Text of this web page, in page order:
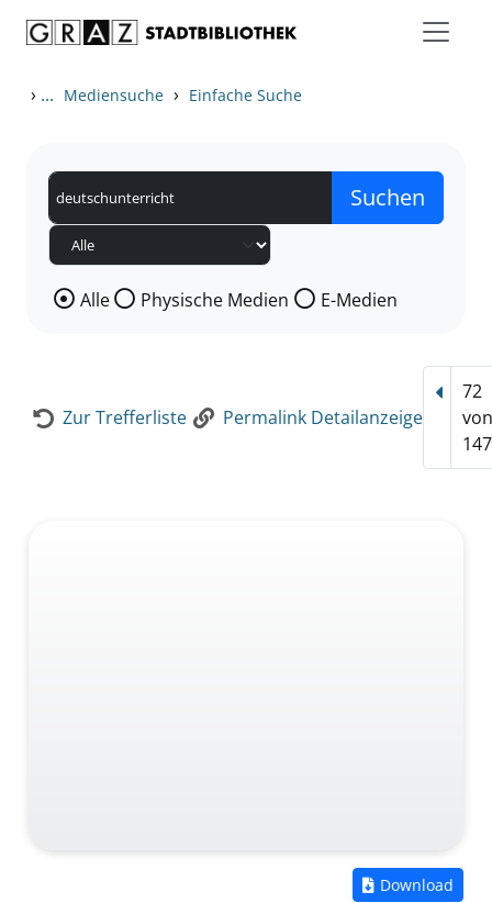
› ... Mediensuche › Einfache Suche
Wählen Sie die Medienart nach der Sie suchen wollen.
Alle Physische Medien E-Medien
Zur Trefferliste Permalink Detailanzeige
72
von
Download